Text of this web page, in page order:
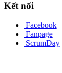
Kết nối
Facebook
Fanpage
ScrumDay